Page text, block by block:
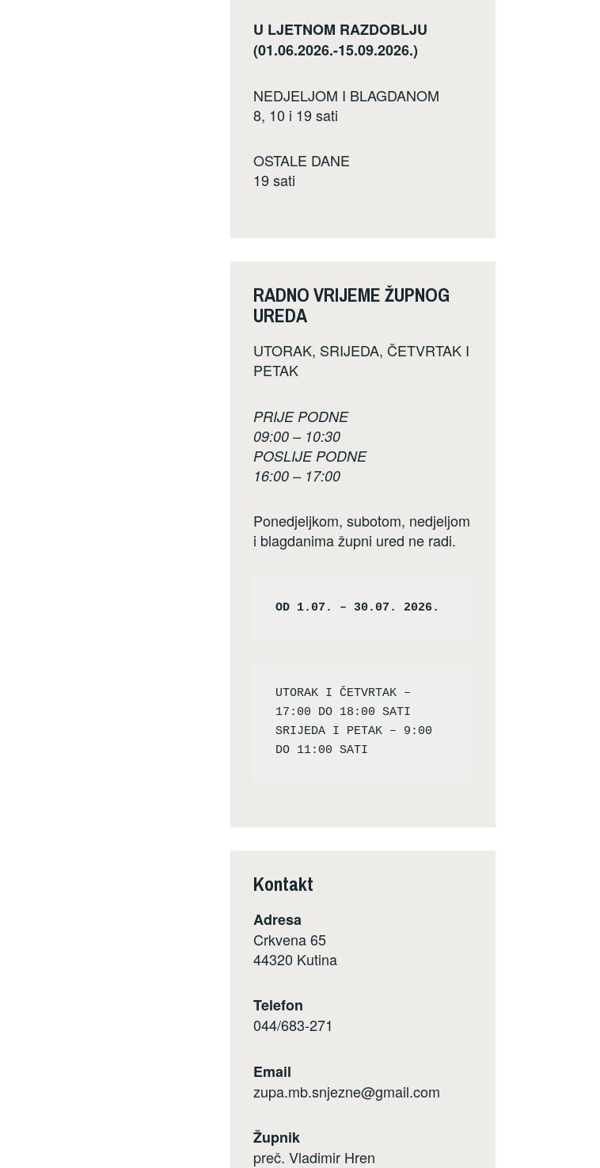
U LJETNOM RAZDOBLJU
(01.06.2026.-15.09.2026.)
NEDJELJOM I BLAGDANOM
8, 10 i 19 sati
OSTALE DANE
19 sati
RADNO VRIJEME ŽUPNOG
UREDA
UTORAK, SRIJEDA, ČETVRTAK I
PETAK
PRIJE PODNE
09:00 – 10:30
POSLIJE PODNE
16:00 – 17:00
Ponedjeljkom, subotom, nedjeljom
i blagdanima župni ured ne radi.
OD 1.07. – 30.07. 2026.
UTORAK I ČETVRTAK –
17:00 DO 18:00 SATI
SRIJEDA I PETAK – 9:00
Kontakt
Adresa
Crkvena 65
44320 Kutina
Telefon
044/683-271
Email
zupa.mb.snjezne@gmail.com
Župnik
preč. Vladimir Hren